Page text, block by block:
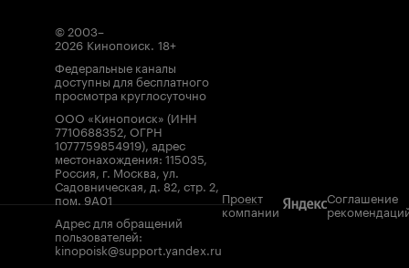
© 2003–
2026 Кинопоиск. 18+
Федеральные каналы
доступны для бесплатного
просмотра круглосуточно
ООО «Кинопоиск» (ИНН
7710688352, ОГРН
1077759854919), адрес
местонахождения: 115035,
Россия, г. Москва, ул.
Садовническая, д. 82, стр. 2,
пом. 9А01
Адрес для обращений
пользователей:
kinopoisk@support.yandex.ru
Проект
компании
Соглашение